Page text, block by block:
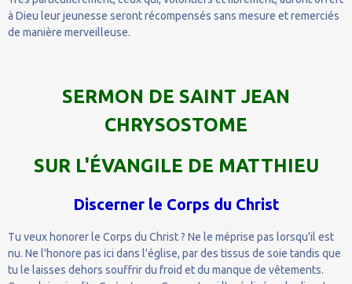
à Dieu leur jeunesse seront récompensés sans mesure et remerciés
de manière merveilleuse.
SERMON DE SAINT JEAN
CHRYSOSTOME
SUR L'ÉVANGILE DE MATTHIEU
Discerner le Corps du Christ
Tu veux honorer le Corps du Christ ? Ne le méprise pas lorsqu'il est
nu. Ne l'honore pas ici dans l'église, par des tissus de soie tandis que
tu le laisses dehors souffrir du froid et du manque de vêtements.